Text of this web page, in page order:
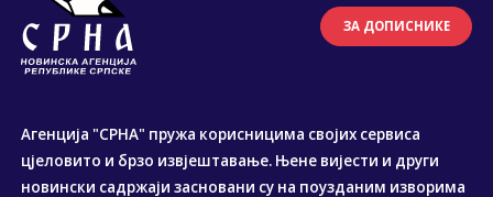
ЗА ДОПИСНИКЕ
Агенција "СРНА" пружа корисницима својих сервиса
цјеловито и брзо извјештавање. Њене вијести и други
новински садржаји засновани су на поузданим изворима